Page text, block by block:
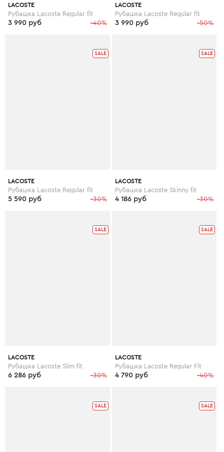
LACOSTE
Рубашка Lacoste Regular fit
-40%
3 990 руб
LACOSTE
Рубашка Lacoste Regular fit
-50%
3 990 руб
SALE
LACOSTE
Рубашка Lacoste Regular fit
-30%
5 590 руб
SALE
LACOSTE
Рубашка Lacoste Skinny fit
-30%
4 186 руб
SALE
LACOSTE
Рубашка Lacoste Slim fit
-30%
6 286 руб
SALE
LACOSTE
Рубашка Lacoste Regular Fit
-40%
4 790 руб
SALE SALE